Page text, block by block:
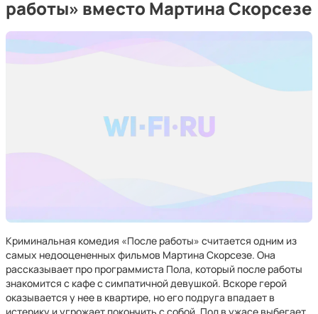
работы» вместо Мартина Скорсезе
Криминальная комедия «После работы» считается одним из
самых недооцененных фильмов Мартина Скорсезе. Она
рассказывает про программиста Пола, который после работы
знакомится с кафе с симпатичной девушкой. Вскоре герой
оказывается у нее в квартире, но его подруга впадает в